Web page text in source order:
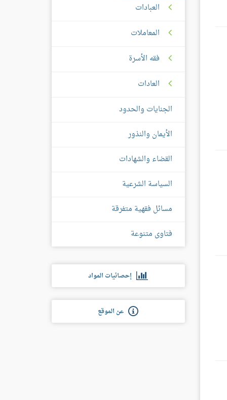
العبادات
المعاملات
فقه الأسرة
العادات
الجنايات والحدود
الأيمان والنذور
القضاء والشهادات
السياسة الشرعية
مسائل فقهية متفرقة
فتاوى متنوعة
إحصائيات المواد
عن الموقع